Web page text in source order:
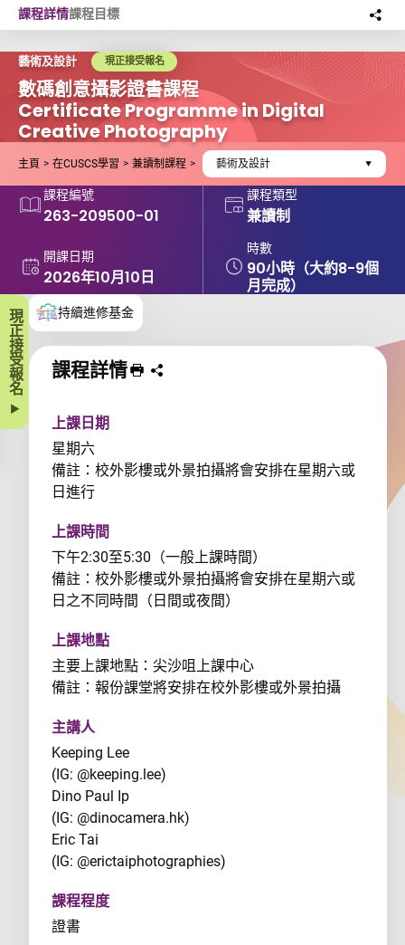
Skip to main content
藝術及設計 現正接受報名
數碼創意攝影證書課程
Certificate Programme in Digital
Creative Photography
主頁 在CUSCS學習 兼讀制課程 藝術及設計
課程編號
263-209500-01
課程類型
兼讀制
開課日期
2026年10月10日
時數
90小時（大約8-9個
月完成）
課程詳情課程目標
現正接受報名 課程詳情 列印 課程
分享課程至
持續進修基金
上課日期
星期六
備註：校外影樓或外景拍攝將會安排在星期六或
日進行
上課時間
下午2:30至5:30（一般上課時間）
備註：校外影樓或外景拍攝將會安排在星期六或
日之不同時間（日間或夜間）
上課地點
主要上課地點：尖沙咀上課中心
備註：報份課堂將安排在校外影樓或外景拍攝
主講人
Keeping Lee
(IG: @keeping.lee)
Dino Paul Ip
(IG: @dinocamera.hk)
Eric Tai
(IG: @erictaiphotographies)
課程程度
證書